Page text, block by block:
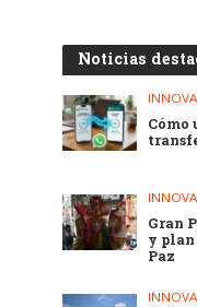
Noticias
Cómo
Gran
y
Paz